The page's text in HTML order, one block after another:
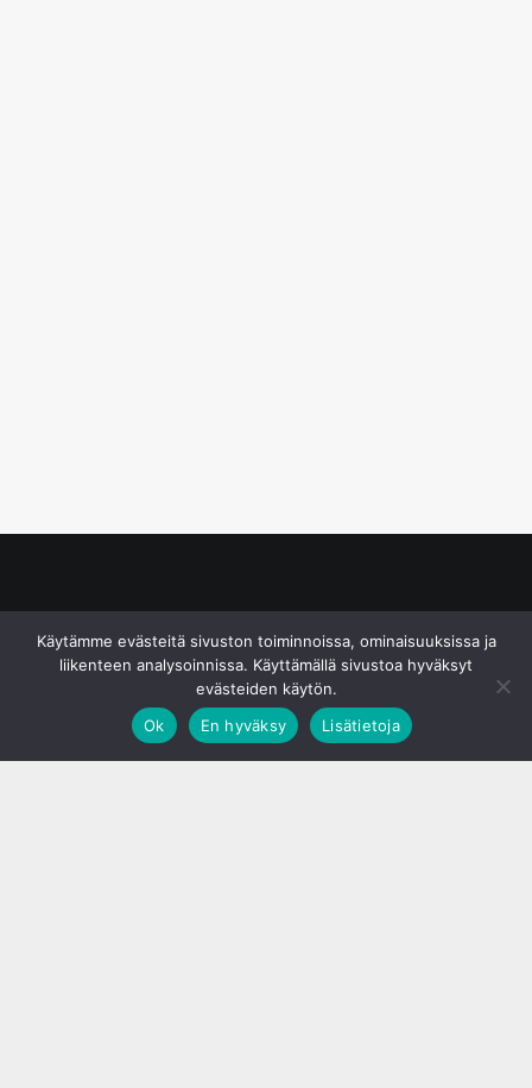
Käytämme evästeitä sivuston toiminnoissa, ominaisuuksissa ja
liikenteen analysoinnissa. Käyttämällä sivustoa hyväksyt
evästeiden käytön.
Ok
En hyväksy Lisätietoja